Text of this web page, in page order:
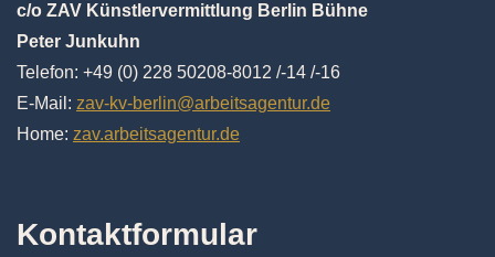
c/o ZAV Künstlervermittlung Berlin Bühne
Peter Junkuhn
Telefon: +49 (0) 228 50208-8012 /-14 /-16
E-Mail: zav-kv-berlin@arbeitsagentur.de
Home: zav.arbeitsagentur.de
Kontaktformular